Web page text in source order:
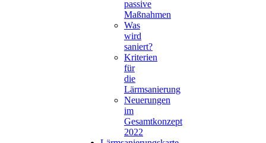
passive
Maßnahmen
Was
wird
saniert?
Kriterien
für
die
Lärmsanierung
Neuerungen
im
Gesamtkonzept
2022